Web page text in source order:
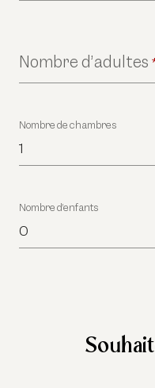
Nombre d’adultes
Nombre de chambres
1
Nombre d’enfants
0